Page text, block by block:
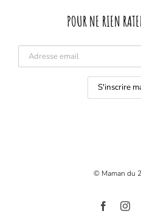
POUR NE RIEN
© Maman du